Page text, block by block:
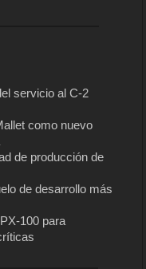
servicio al C-2
como nuevo
de producción de
de desarrollo más
100 para